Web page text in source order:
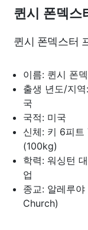
퀸시 폰덱스
퀸시 폰덱스터
이름: 퀸시 폰
출생 년도/지
국
국적: 미국
신체: 키 6피
(100kg)
학력: 워싱턴
업
종교: 알레루
Church)